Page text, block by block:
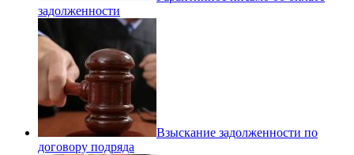
задолженности
Взыскание задолженности по
договору подряда